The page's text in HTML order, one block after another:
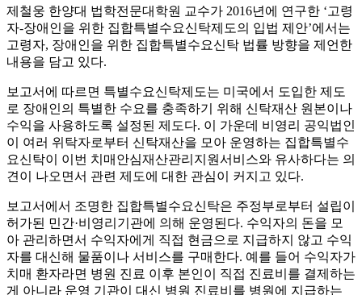
제철웅 한양대 법학전문대학원 교수가 2016년에 연구한 ‘고령
자-장애인을 위한 집합특별수요신탁제도의 입법 제안’에서는
고령자, 장애인을 위한 집합특별수요신탁 법률 방향을 제언한
내용을 담고 있다.
보고서에 따르면 특별수요신탁제도는 미국에서 도입한 제도
로 장애인의 특별한 수요를 충족하기 위해 신탁재산 원본이나
수익을 사용하도록 설정된 제도다. 이 가운데 비영리 공익법인
이 여러 위탁자로부터 신탁재산을 모아 운영하는 집합특별수
요신탁이 이번 치매안심재산관리지원서비스와 유사하다는 의
견이 나오면서 관련 제도에 대한 관심이 커지고 있다.
보고서에서 조명한 집합특별수요신탁은 주정부로부터 설립이
허가된 민간·비영리기관에 의해 운영된다. 수익자의 돈을 모
아 관리하면서 수익자에게 직접 현금으로 지급하지 않고 수익
자를 대신해 물품이나 서비스를 구매한다. 예를 들어 수익자가
치매 환자라면 병원 진료 이후 본인이 직접 진료비를 결제하는
게 아니라 운영 기관이 대신 병원 진료비를 병원에 지급하는